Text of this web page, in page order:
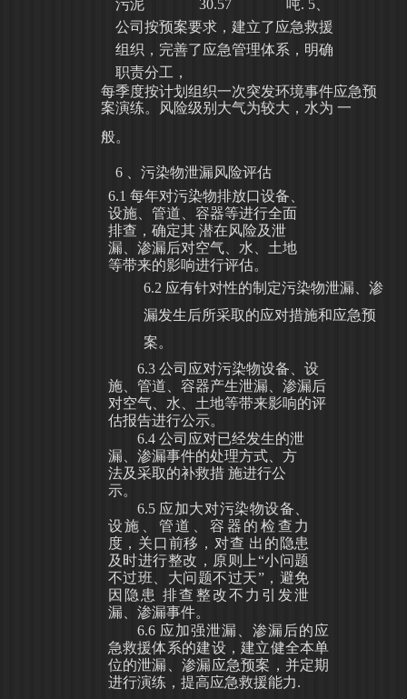
污泥 30.57 吨. 5、
公司按预案要求，建立了应急救援
组织，完善了应急管理体系，明确
职责分工，
每季度按计划组织一次突发环境事件应急预
案演练。风险级别大气为较大，水为 一
般。
6
、污染物泄漏风险评估
6.1 每年对污染物排放口设备、
设施、管道、容器等进行全面
排查，确定其 潜在风险及泄
漏、渗漏后对空气、水、土地
等带来的影响进行评估。
6.2 应有针对性的制定污染物泄漏、渗
漏发生后所采取的应对措施和应急预
案。
6.3 公司应对污染物设备、设
施、管道、容器产生泄漏、渗漏后
对空气、水、土地等带来影响的评
估报告进行公示。
6.4 公司应对已经发生的泄
漏、渗漏事件的处理方式、方
法及采取的补救措 施进行公
示。
6.5 应加大对污染物设备、
设施、管道、容器的检查力
度，关口前移，对查 出的隐患
及时进行整改，原则上“小问题
不过班、大问题不过天”，避免
因隐 患
排查整改不力引发泄
漏、渗漏事件。
6.6 应加强泄漏、渗漏后的应
急救援体系的建设，建立健全本单
位的泄漏、渗漏应急预案，并定期
进行演练，提高应急救援能力.